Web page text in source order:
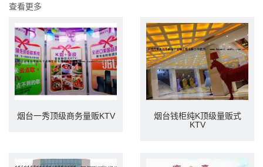
查看更多
烟台一秀顶级商务量贩KTV
烟台钱柜纯K顶级量贩式
KTV